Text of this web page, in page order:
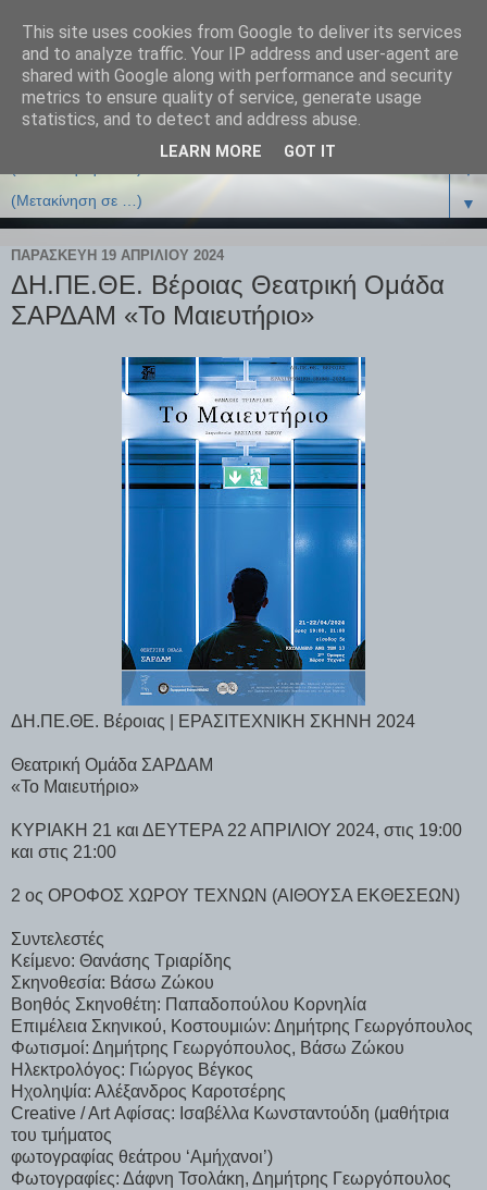
▼
▼
ΠΑΡΑΣΚΕΥΉ 19 ΑΠΡΙΛΊΟΥ 2024
ΔΗ.ΠΕ.ΘΕ. Βέροιας Θεατρική Ομάδα
ΣΑΡΔΑΜ «Το Μαιευτήριο»
ΔΗ.ΠΕ.ΘΕ. Βέροιας | ΕΡΑΣΙΤΕΧΝΙΚΗ ΣΚΗΝΗ 2024
Θεατρική Ομάδα ΣΑΡΔΑΜ
«Το Μαιευτήριο»
ΚΥΡΙΑΚΗ 21 και ΔΕΥΤΕΡΑ 22 ΑΠΡΙΛΙΟΥ 2024, στις 19:00
και στις 21:00
2 ος ΟΡΟΦΟΣ ΧΩΡΟΥ ΤΕΧΝΩΝ (ΑΙΘΟΥΣΑ ΕΚΘΕΣΕΩΝ)
Συντελεστές
Κείμενο: Θανάσης Τριαρίδης
Σκηνοθεσία: Βάσω Ζώκου
Βοηθός Σκηνοθέτη: Παπαδοπούλου Κορνηλία
Επιμέλεια Σκηνικού, Κοστουμιών: Δημήτρης Γεωργόπουλος
Φωτισμοί: Δημήτρης Γεωργόπουλος, Βάσω Ζώκου
Ηλεκτρολόγος: Γιώργος Βέγκος
Ηχοληψία: Αλέξανδρος Καροτσέρης
Creative / Art Αφίσας: Ισαβέλλα Κωνσταντούδη (μαθήτρια
του τμήματος
φωτογραφίας θεάτρου ‘Αμήχανοι’)
Φωτογραφίες: Δάφνη Τσολάκη, Δημήτρης Γεωργόπουλος
This site uses cookies from Google to deliver its services
and to analyze traffic. Your IP address and user-agent are
shared with Google along with performance and security
metrics to ensure quality of service, generate usage
statistics, and to detect and address abuse.
LEARN MORE GOT IT